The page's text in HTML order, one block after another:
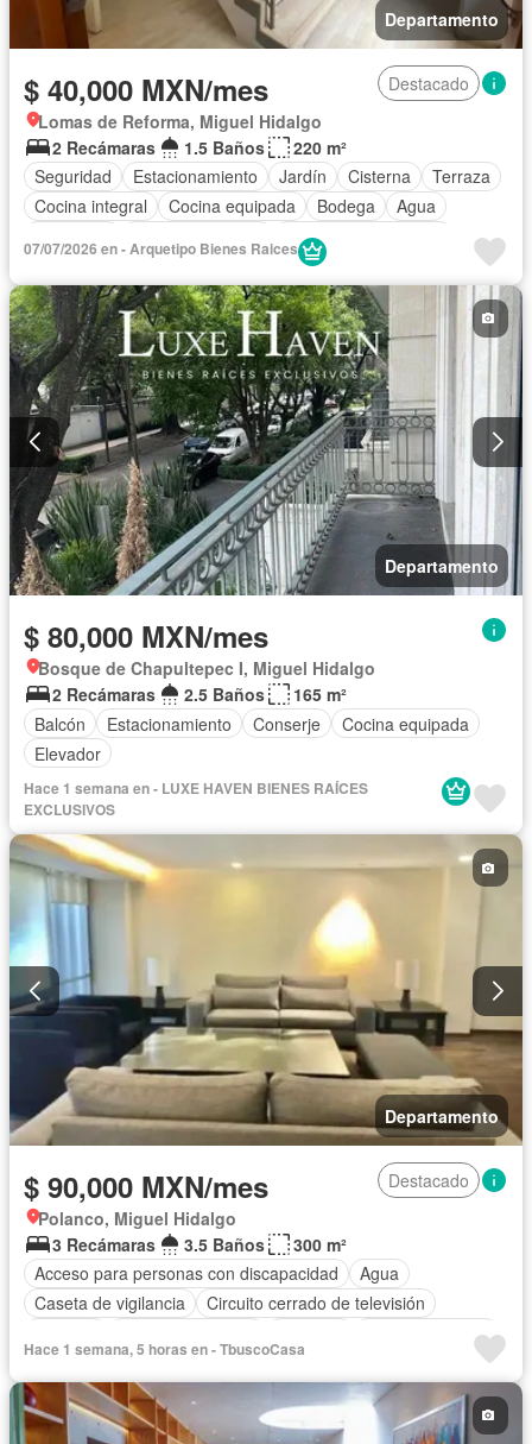
Departamento
$ 40,000 MXN/mes
Destacado
Lomas de Reforma, Miguel Hidalgo
2 Recámaras
1.5 Baños
220 m²
Seguridad
Estacionamiento Jardín Cisterna
Terraza
Cocina integral
Cocina equipada Bodega
Agua
Recámara con closet
Caseta de vigilancia
Permite mascotas
Sin amueblar
07/07/2026 en - Arquetipo Bienes Raices
Departamento
$ 80,000 MXN/mes
Bosque de Chapultepec I, Miguel Hidalgo
2 Recámaras
2.5 Baños
165 m²
Balcón
Estacionamiento Conserje
Cocina equipada
Elevador
Hace 1 semana en - LUXE HAVEN BIENES RAÍCES
EXCLUSIVOS
Departamento
$ 90,000 MXN/mes
Destacado
Polanco, Miguel Hidalgo
3 Recámaras
3.5 Baños
300 m²
Acceso para personas con discapacidad
Agua
Caseta de vigilancia
Circuito cerrado de televisión
Estacionamiento
Internet
Permite mascotas Completamente amueblado
Hace 1 semana, 5 horas en - TbuscoCasa